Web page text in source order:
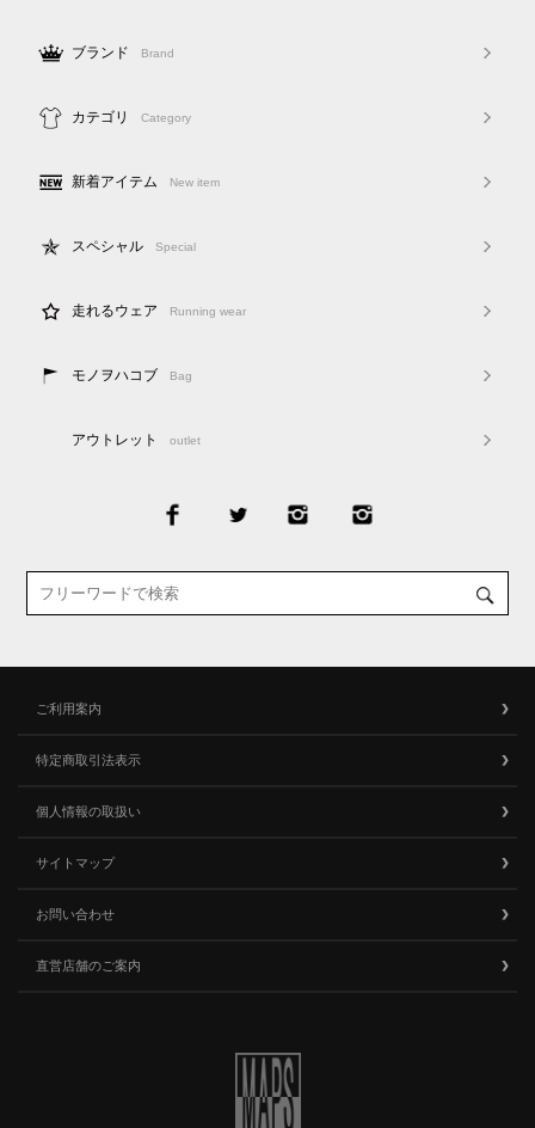
ブランド Brand
カテゴリ Category
新着アイテム New item
スペシャル Special
走れるウェア Running wear
モノヲハコブ Bag
アウトレット outlet
ご利用案内
特定商取引法表示
個人情報の取扱い
サイトマップ
お問い合わせ
直営店舗のご案内